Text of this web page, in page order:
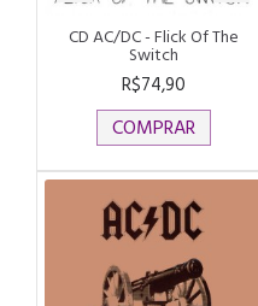
CD AC/DC - Flick Of The
Switch
R$74,90
COMPRAR